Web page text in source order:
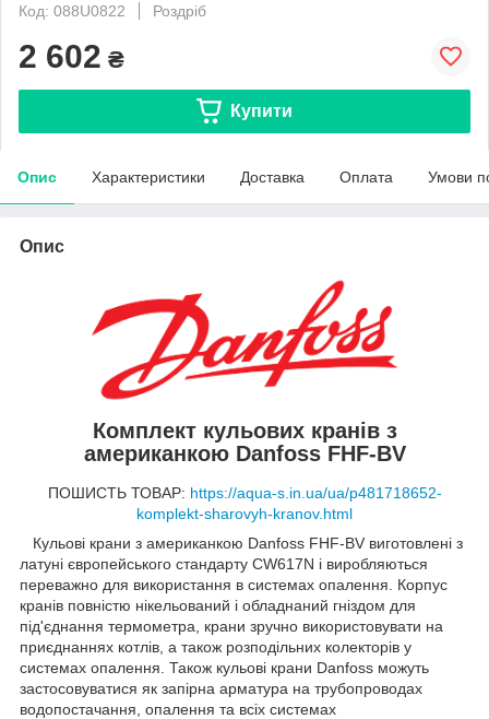
Код: 088U0822
Роздріб
2 602 ₴
Купити
Опис Характеристики Доставка Оплата Умови
Опис
Комплект кульових кранів з
американкою Danfoss FHF-BV
ПОШИСТЬ ТОВАР: https://aqua-s.in.ua/ua/p481718652-
komplekt-sharovyh-kranov.html
Кульові крани з американкою Danfoss FHF-BV виготовлені з
латуні європейського стандарту CW617N і виробляються
переважно для використання в системах опалення. Корпус
кранів повністю нікельований і обладнаний гніздом для
під'єднання термометра, крани зручно використовувати на
приєднаннях котлів, а також розподільних колекторів у
системах опалення. Також кульові крани Danfoss можуть
застосовуватися як запірна арматура на трубопроводах
водопостачання, опалення та всіх системах